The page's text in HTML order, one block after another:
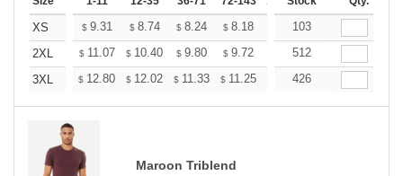
XS $ 9.31 $ 8.74 $ 8.24 $ 8.18 7.80103
2XL
$ 11.07 $ 10.40 $ 9.80 $ 9.72 9.28
512
3XL
$ 12.80 $ 12.02 $ 11.33 $ 11.25 10.73
426
Maroon Triblend